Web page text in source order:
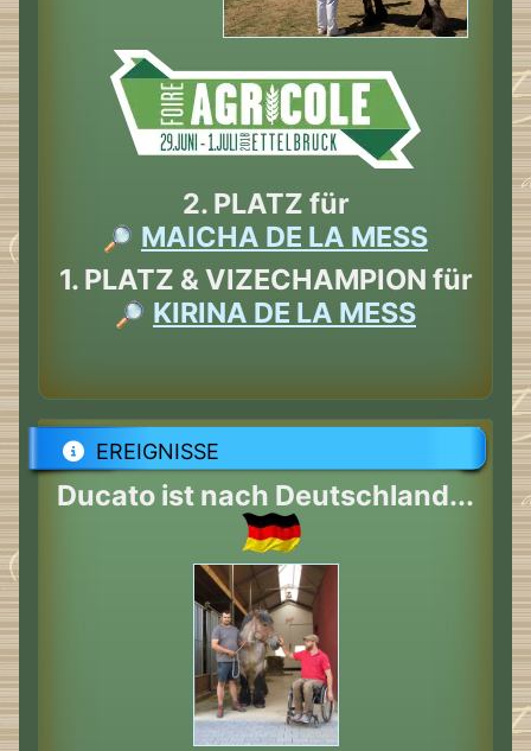
2. PLATZ für
MAICHA DE LA MESS
1. PLATZ & VIZECHAMPION für
KIRINA DE LA MESS
EREIGNISSE
Ducato ist nach Deutschland...